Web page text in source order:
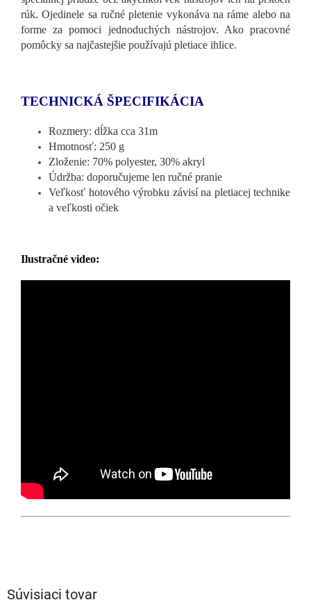
Súvisiaci tovar
rúk. Ojedinele sa ručné pletenie vykonáva na ráme alebo na
forme za pomoci jednoduchých nástrojov. Ako pracovné
pomôcky sa najčastejšie používajú pletiace ihlice.
TECHNICKÁ ŠPECIFIKÁCIA
Rozmery: dĺžka cca 31m
Hmotnosť: 250 g
Zloženie: 70% polyester, 30% akryl
Údržba: doporučujeme len ručné pranie
Veľkosť hotového výrobku závisí na pletiacej technike
a veľkosti očiek
Ilustračné video: